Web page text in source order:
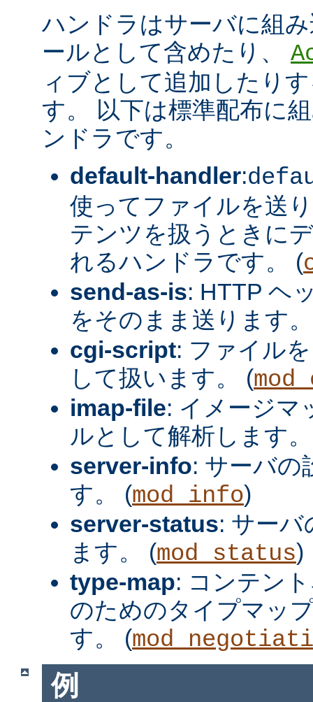
ハンドラはサーバに組
ールとして含めたり、
ィブとして追加したり
す。 以下は標準配布に
ンドラです。
default-handler:
使ってファイルを送
テンツを扱うときに
れるハンドラです。 (
send-as-is: HTTP ヘ
をそのまま送ります
cgi-script: ファイル
して扱います。 (
imap-file: イメージマ
ルとして解析します
server-info: サーバの
す。 (mod_info)
server-status: サーバ
ます。 (mod_status)
type-map: コンテン
のためのタイプマッ
す。 (
例